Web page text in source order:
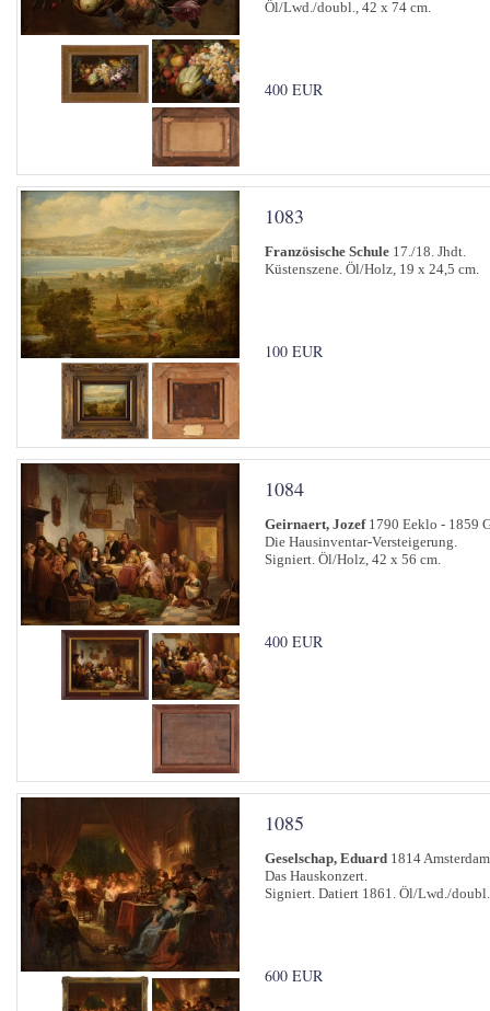
Öl/Lwd./doubl., 42 x 74 cm.
400 EUR
1083
Französische Schule 17./18. Jhdt.
Küstenszene. Öl/Holz, 19 x 24,5 cm.
100 EUR
1084
Geirnaert, Jozef1790 Eeklo - 1859
Die Hausinventar-Versteigerung.
Signiert. Öl/Holz, 42 x 56 cm.
400 EUR
1085
Geselschap, Eduard 1814
Das Hauskonzert.
Signiert. Datiert 1861. Öl/Lwd./
600 EUR